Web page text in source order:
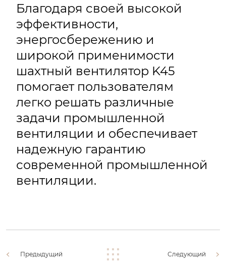
Благодаря своей высокой
эффективности,
энергосбережению и
широкой применимости
шахтный вентилятор K45
помогает пользователям
легко решать различные
задачи промышленной
вентиляции и обеспечивает
надежную гарантию
современной промышленной
вентиляции.
Предыдущий Следующий